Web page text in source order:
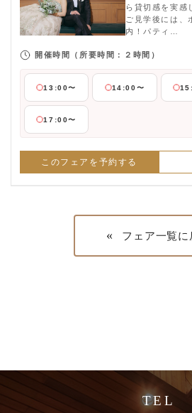
ら貸切感を実
ご見学後には、
内！パティ…
開催時間 （所要時間：２時間）
13:00〜 14:00〜
17:00〜
このフェアを予約する
« フェア一覧に